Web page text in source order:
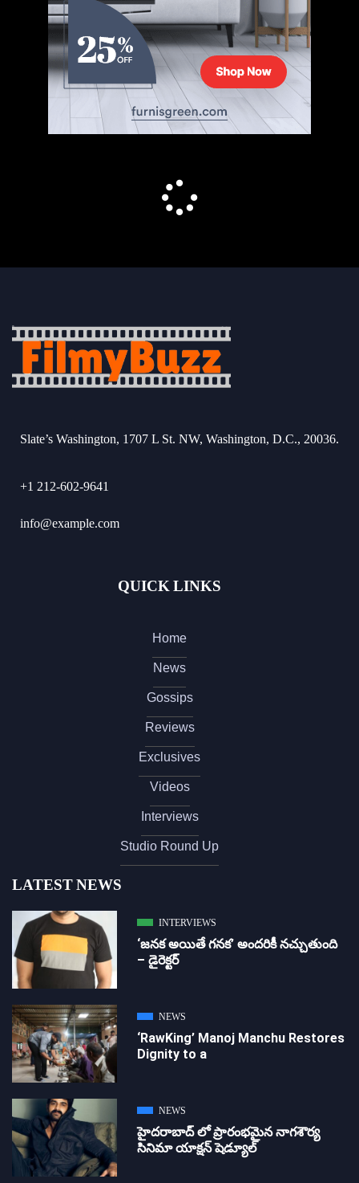
Slate’s Washington, 1707 L St. NW, Washington, D.C., 20036.
+1 212-602-9641
info@example.com
QUICK LINKS
Home
News
Gossips
Reviews
Exclusives
Videos
Interviews
Studio Round Up
LATEST NEWS
INTERVIEWS
‘జ‌న‌క అయితే గ‌న‌క‌’ అందరికీ నచ్చుతుంది
– డైరెక్ట‌ర్
NEWS
‘RawKing’ Manoj Manchu Restores
Dignity to a
NEWS
హైదరాబాద్ లో ప్రారంభమైన నాగశౌర్య
సినిమా యాక్షన్ షెడ్యూల్